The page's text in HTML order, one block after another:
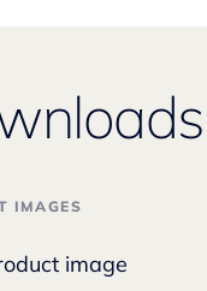
IMAGES
image